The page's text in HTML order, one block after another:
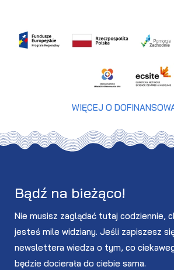
WIĘCEJ O
Bądź na bieżąco!
Nie musisz zaglądać tutaj codziennie,
jesteś mile widziany. Jeśli zapiszesz
newslettera wiedza o tym, co
będzie docierała do ciebie sama.